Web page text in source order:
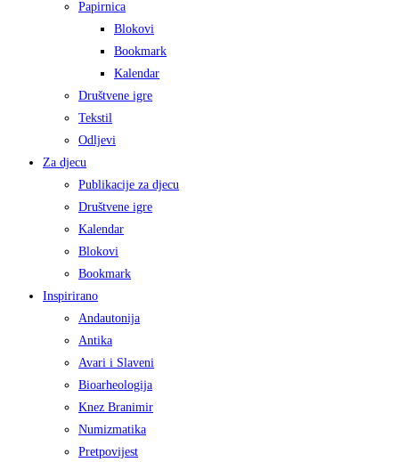
Papirnica
Blokovi
Bookmark
Kalendar
Društvene igre
Tekstil
Odljevi
Za djecu
Publikacije za djecu
Društvene igre
Kalendar
Blokovi
Bookmark
Inspirirano
Andautonija
Antika
Avari i Slaveni
Bioarheologija
Knez Branimir
Numizmatika
Pretpovijest